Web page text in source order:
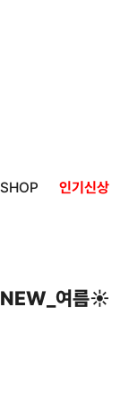
SHOP 인기신상
NEW_여름☀️